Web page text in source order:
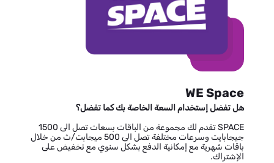
WE Space
هل تفضل إستخدام السعة الخاصة بك كما تفضل؟
SPACE تقدم لك مجموعة من الباقات بسعات تصل الى 1500
جيجابايت وسرعات مختلفة تصل الى 500 ميجابت/ث من خلال
باقات شهرية مع إمكانية الدفع بشكل سنوي مع تخفيض على
الإشتراك.